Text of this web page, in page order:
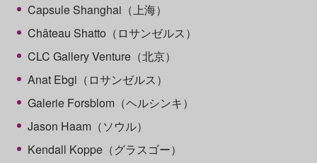
Capsule Shanghai（上海）
Château Shatto（ロサンゼルス）
CLC Gallery Venture（北京）
Anat Ebgi（ロサンゼルス）
Galerie Forsblom（ヘルシンキ）
Jason Haam（ソウル）
Kendall Koppe（グラスゴー）